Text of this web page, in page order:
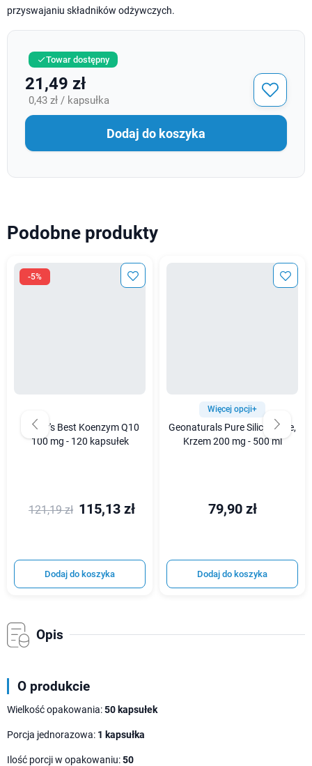
przyswajaniu składników odżywczych.
Towar dostępny
21,49 zł
0,43 zł / kapsułka
Dodaj do koszyka
Podobne produkty
-5%
Doctor's Best Koenzym Q10
100 mg - 120 kapsułek
121,19 zł 115,13 zł
Dodaj do koszyka
Więcej opcji+
Geonaturals Pure Silica Forte,
Krzem 200 mg - 500 ml
79,90 zł
Dodaj do koszyka
Opis
O produkcie
Wielkość opakowania:50 kapsułek
Porcja jednorazowa: 1 kapsułka
Ilość porcji w opakowaniu:50